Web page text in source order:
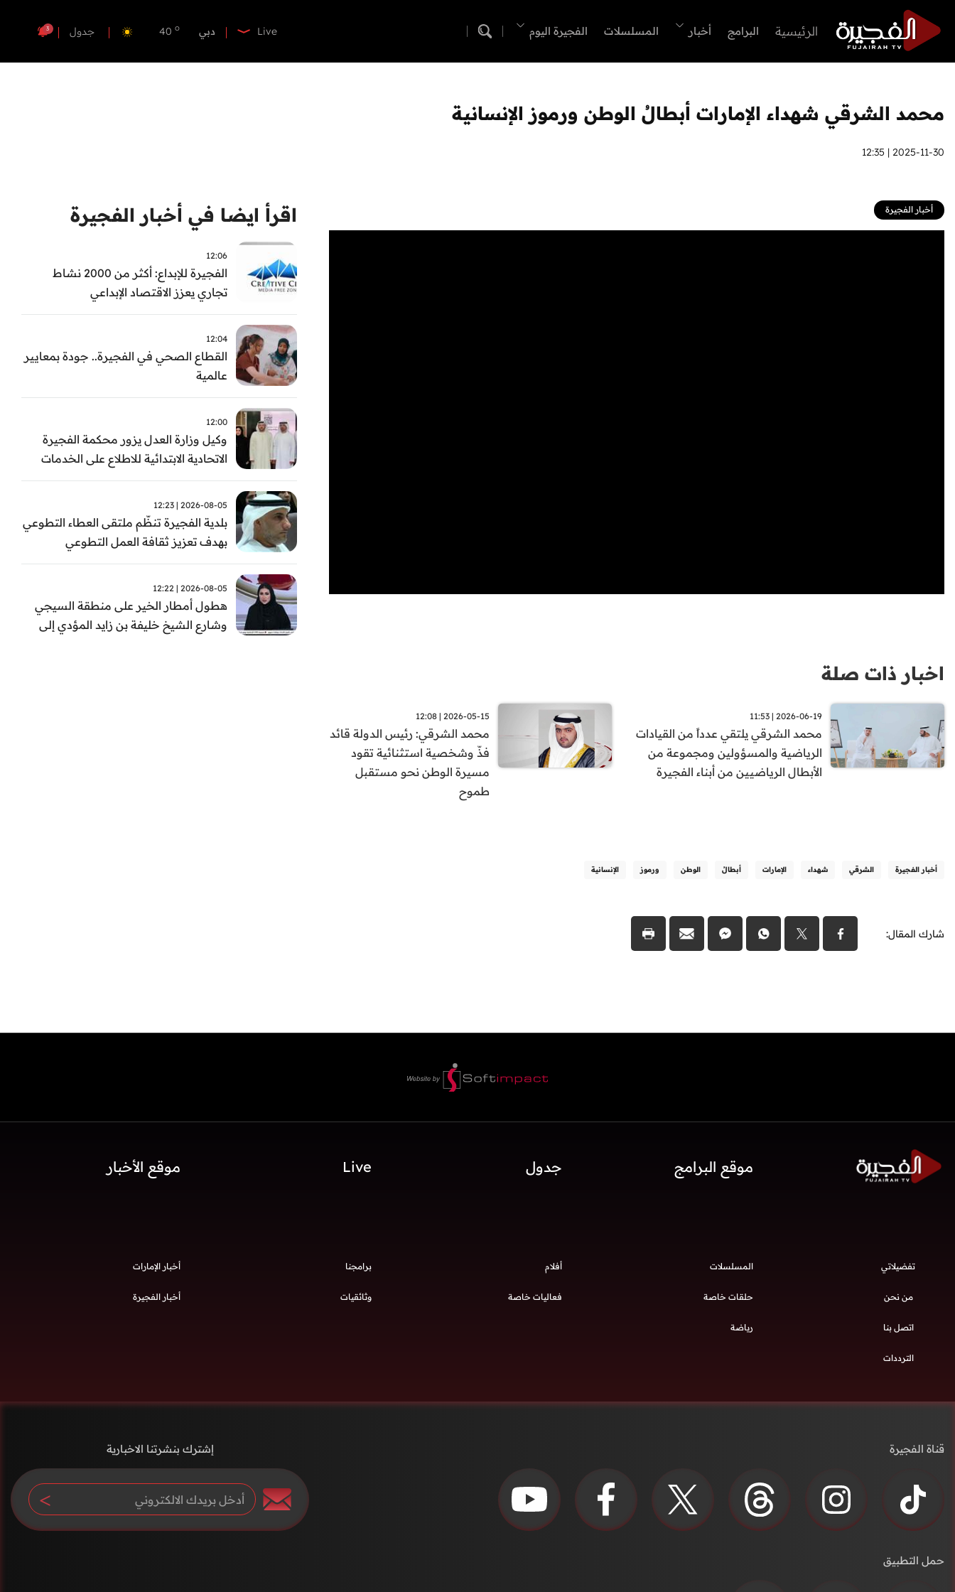
الرئيسية البرامج أخبار المسلسلات الفجيرة اليوم Live دبي 40 o جدول 3
محمد الشرقي شهداء الإمارات أبطالُ الوطن ورموز الإنسانية
2025-11-30 | 12:35
أخبار الفجيرة
اخبار ذات صلة
2026-06-19 | 11:53
محمد الشرقي يلتقي عدداً من القيادات
الرياضية والمسؤولين ومجموعة من
الأبطال الرياضيين من أبناء الفجيرة
2026-05-15 | 12:08
محمد الشرقي: رئيس الدولة قائد
فذّ وشخصية استثنائية تقود
مسيرة الوطن نحو مستقبل
طموح
أخبار الفجيرة الشرقي شهداء الإمارات أبطالُ الوطن ورموز الإنسانية
شارك المقال:
اقرأ ايضا في أخبار الفجيرة
12:06
الفجيرة للإبداع: أكثر من 2000 نشاط
تجاري يعزز الاقتصاد الإبداعي
12:04
القطاع الصحي في الفجيرة.. جودة بمعايير
عالمية
12:00
وكيل وزارة العدل يزور محكمة الفجيرة
الاتحادية الابتدائية للاطلاع على الخدمات
التشغيلية وتطويرها
2026-08-05 | 12:23
بلدية الفجيرة تنظّم ملتقى العطاء التطوعي
بهدف تعزيز ثقافة العمل التطوعي
2026-08-05 | 12:22
هطول أمطار الخير على منطقة السيجي
وشارع الشيخ خليفة بن زايد المؤدي إلى
موقع البرامج جدول Live موقع الأخبار
تفضيلاتي
من نحن
اتصل بنا
الترددات
المسلسلات أفلام برامجنا
حلقات خاصة فعاليات خاصة وثائقيات
رياضة
أخبار الإمارات
أخبار الفجيرة
قناة الفجيرة
حمل التطبيق
إشترك بنشرتنا الاخبارية